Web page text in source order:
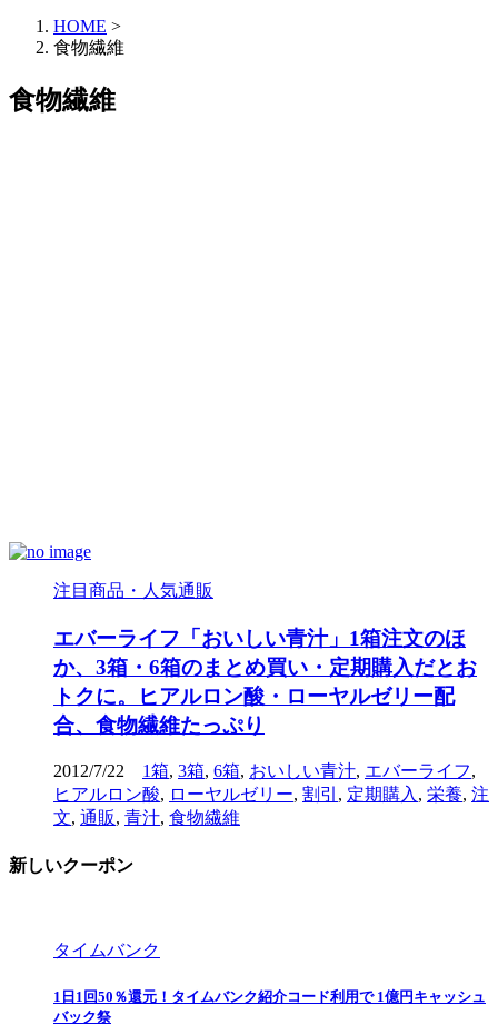
HOME >
食物繊維
食物繊維
注目商品・人気通販
エバーライフ「おいしい青汁」1箱注文のほ
か、3箱・6箱のまとめ買い・定期購入だとお
トクに。ヒアルロン酸・ローヤルゼリー配
合、食物繊維たっぷり
2012/7/22 1箱, 3箱, 6箱, おいしい青汁, エバーライフ,
ヒアルロン酸, ローヤルゼリー, 割引 , 定期購入 , 栄養, 注
文, 通販, 青汁, 食物繊維
新しいクーポン
タイムバンク
1日1回50％還元！タイムバンク紹介コード利用で 1億円キャッシュ
バック祭